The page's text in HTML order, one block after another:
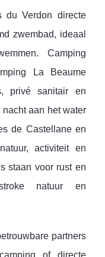
du Verdon directe
zwembad, ideaal
Camping
La Beaume
privé sanitair en
aan het water
de Castellane en
activiteit en
staan voor rust en
natuur en
partners
of directe